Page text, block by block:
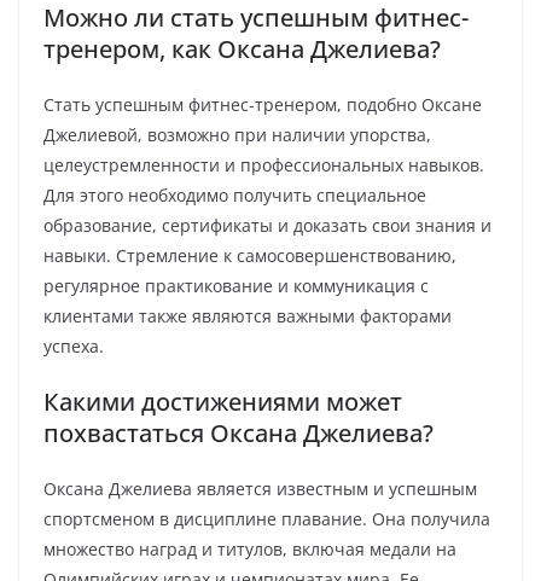
Можно ли стать успешным фитнес-
тренером, как Оксана Джелиева?
Стать успешным фитнес-тренером, подобно Оксане
Джелиевой, возможно при наличии упорства,
целеустремленности и профессиональных навыков.
Для этого необходимо получить специальное
образование, сертификаты и доказать свои знания и
навыки. Стремление к самосовершенствованию,
регулярное практикование и коммуникация с
клиентами также являются важными факторами
успеха.
Какими достижениями может
похвастаться Оксана Джелиева?
Оксана Джелиева является известным и успешным
спортсменом в дисциплине плавание. Она получила
множество наград и титулов, включая медали на